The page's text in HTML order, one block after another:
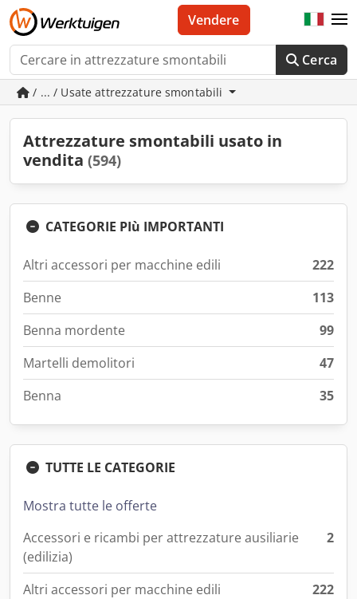
Cerca
Vendere
/ ... / Usate attrezzature smontabili
Attrezzature smontabili usato in
vendita (594)
CATEGORIE PIù IMPORTANTI
Altri accessori per macchine edili
222
Benne
113
Benna mordente
99
Martelli demolitori
47
Benna
35
TUTTE LE CATEGORIE
Mostra tutte le offerte
Accessori e ricambi per attrezzature ausiliarie
(edilizia)
2
Altri accessori per macchine edili
222